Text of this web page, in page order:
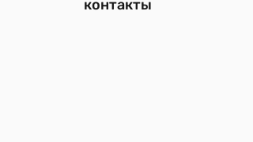
контакты